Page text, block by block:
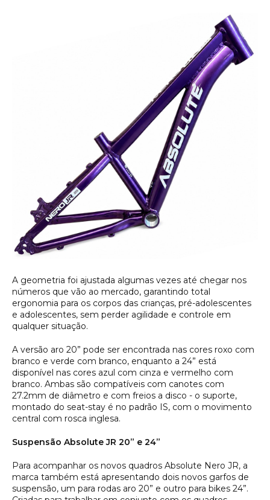
A geometria foi ajustada algumas vezes até chegar nos
números que vão ao mercado, garantindo total
ergonomia para os corpos das crianças, pré-adolescentes
e adolescentes, sem perder agilidade e controle em
qualquer situação.
A versão aro 20” pode ser encontrada nas cores roxo com
branco e verde com branco, enquanto a 24” está
disponível nas cores azul com cinza e vermelho com
branco. Ambas são compatíveis com canotes com
27.2mm de diâmetro e com freios a disco - o suporte,
montado do seat-stay é no padrão IS, com o movimento
central com rosca inglesa.
Suspensão Absolute JR 20” e 24”
Para acompanhar os novos quadros Absolute Nero JR, a
marca também está apresentando dois novos garfos de
suspensão, um para rodas aro 20” e outro para bikes 24”.